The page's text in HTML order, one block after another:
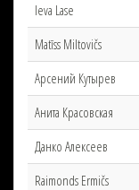
Ieva Lase
Matīss Miltovičs
Арсений Кутырев
Анита Красовская
Данко Алексеев
Raimonds Ermičs